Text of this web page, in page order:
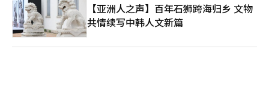
【亚洲人之声】百年石狮跨海归乡 文物
共情续写中韩人文新篇